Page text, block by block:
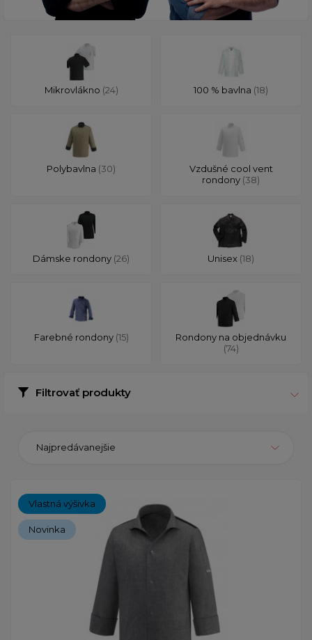
Mikrovlákno (24) 100 % bavlna (18)
Polybavlna (30)
Vzdušné cool vent
rondony (38)
Dámske rondony (26) Unisex (18)
Farebné rondony (15)
Rondony na objednávku
(74)
Filtrovať produkty
Najpredávanejšie
Vlastná výšivka
Novinka